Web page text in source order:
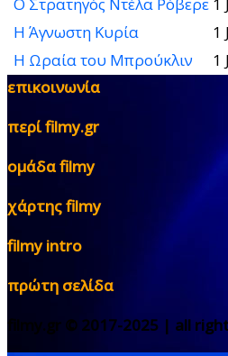
Η Άγνωστη Κυρία
1
Η Ωραία του Μπρούκλιν
1
επικοινωνία
περί filmy.gr
ομάδα filmy
χάρτης filmy
filmy intro
πρώτη σελίδα
filmy.gr © 2017-2025 | all